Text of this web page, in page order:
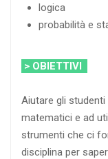
logica
probabilità e
> OBIETTIVI
Aiutare gli
matematici e ad
strumenti che ci
disciplina per